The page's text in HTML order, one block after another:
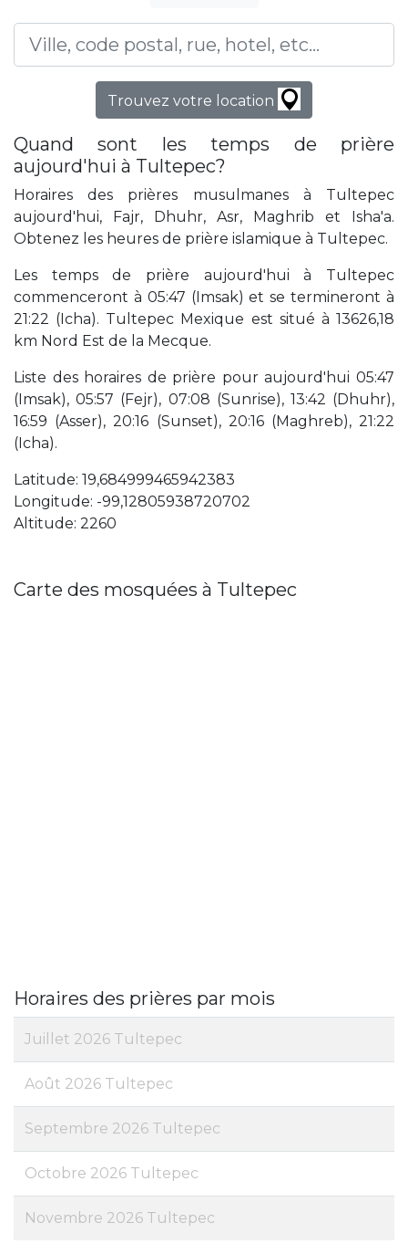
Trouvez votre location
Quand sont les temps de prière
aujourd'hui à Tultepec?
Horaires des prières musulmanes à Tultepec
aujourd'hui, Fajr, Dhuhr, Asr, Maghrib et Isha'a.
Obtenez les heures de prière islamique à Tultepec.
Les temps de prière aujourd'hui à Tultepec
commenceront à 05:47 (Imsak) et se termineront à
21:22 (Icha). Tultepec Mexique est situé à 13626,18
km Nord Est de la Mecque.
Liste des horaires de prière pour aujourd'hui 05:47
(Imsak), 05:57 (Fejr), 07:08 (Sunrise), 13:42 (Dhuhr),
16:59 (Asser), 20:16 (Sunset), 20:16 (Maghreb), 21:22
(Icha).
Latitude: 19,684999465942383
Longitude: -99,12805938720702
Altitude: 2260
Carte des mosquées à Tultepec
Horaires des prières par mois
Juillet 2026 Tultepec
Août 2026 Tultepec
Septembre 2026 Tultepec
Octobre 2026 Tultepec
Novembre 2026 Tultepec